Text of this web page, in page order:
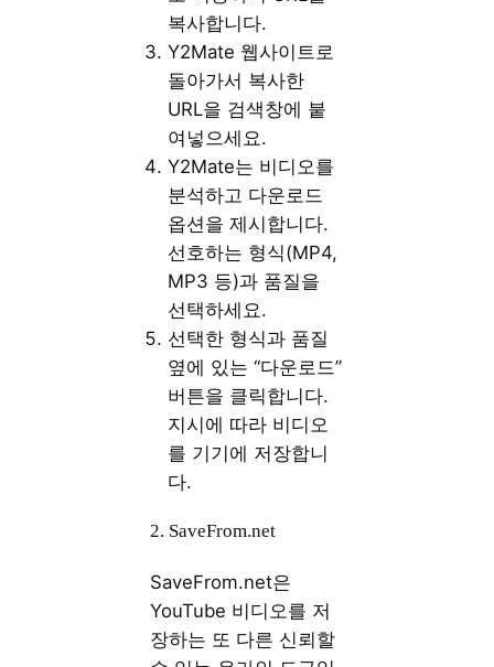
복사합니다.
Y2Mate 웹사이트로
돌아가서 복사한
URL을 검색창에 붙
여넣으세요.
Y2Mate는 비디오를
분석하고 다운로드
옵션을 제시합니다.
선호하는 형식(MP4,
MP3 등)과 품질을
선택하세요.
선택한 형식과 품질
옆에 있는 “다운로드”
버튼을 클릭합니다.
지시에 따라 비디오
를 기기에 저장합니
다.
2. SaveFrom.net
SaveFrom.net은
YouTube 비디오를 저
장하는 또 다른 신뢰할